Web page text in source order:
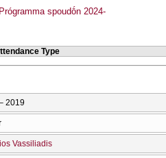
spoudṓn 2024-
Type
2019
Vassiliadis